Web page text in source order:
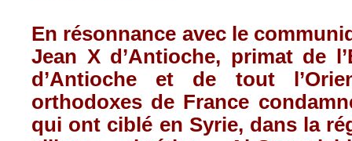
En résonnance avec le
Jean X d’Antioche, primat de
d’Antioche et de tout
orthodoxes de France
qui ont ciblé en Syrie, dans la